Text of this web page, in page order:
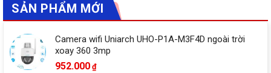
SẢN PHẨM MỚI
Camera wifi Uniarch UHO-P1A-M3F4D ngoài trời
xoay 360 3mp
952.000 ₫